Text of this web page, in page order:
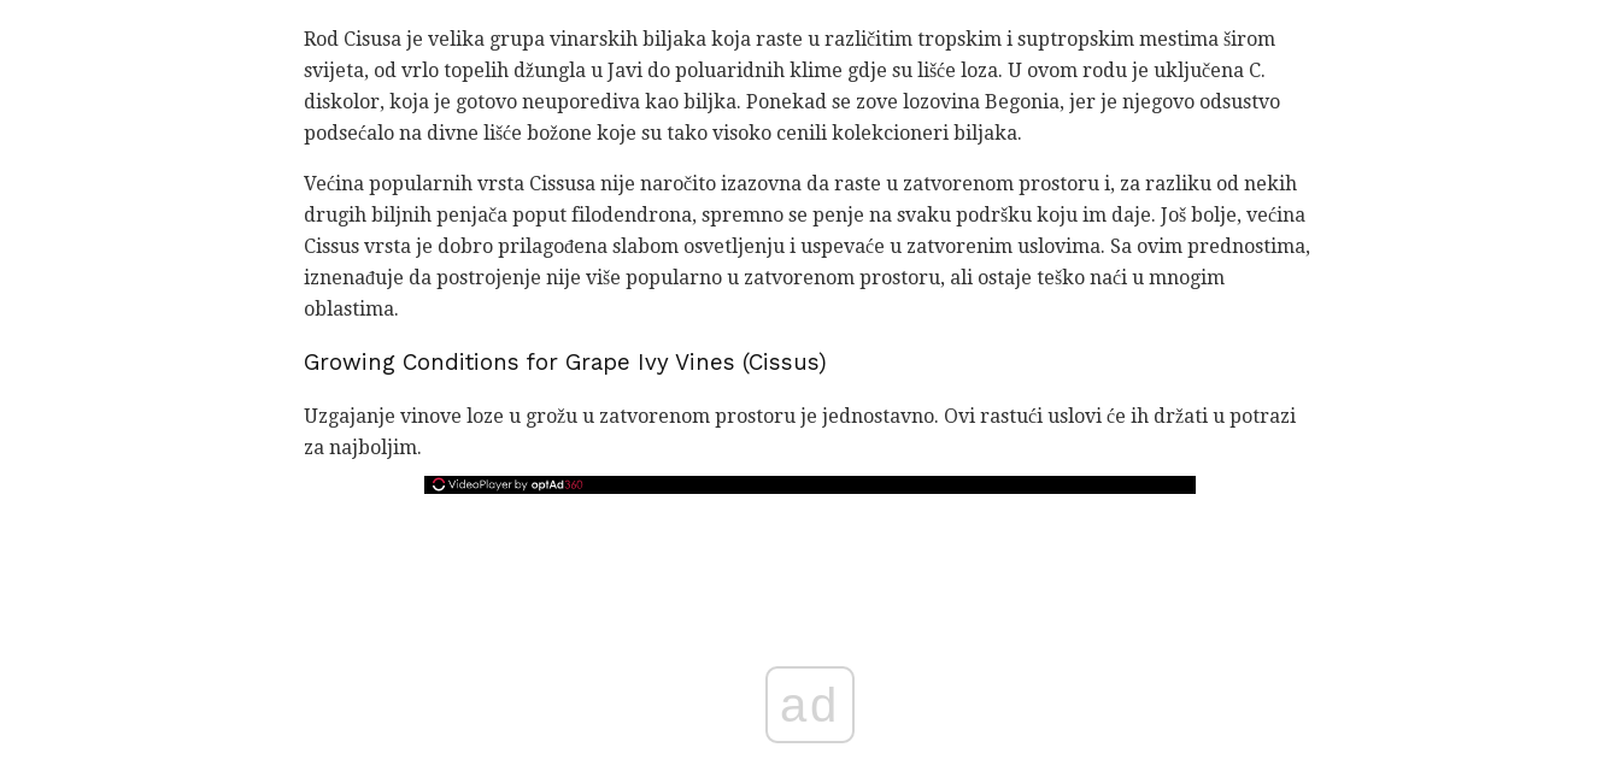
Rod Cisusa je velika grupa vinarskih biljaka koja raste u različitim tropskim i suptropskim mestima širom
svijeta, od vrlo topelih džungla u Javi do poluaridnih klime gdje su lišće loza. U ovom rodu je uključena C.
diskolor, koja je gotovo neuporediva kao biljka. Ponekad se zove lozovina Begonia, jer je njegovo odsustvo
podsećalo na divne lišće božone koje su tako visoko cenili kolekcioneri biljaka.
Većina popularnih vrsta Cissusa nije naročito izazovna da raste u zatvorenom prostoru i, za razliku od nekih
drugih biljnih penjača poput filodendrona, spremno se penje na svaku podršku koju im daje. Još bolje, većina
Cissus vrsta je dobro prilagođena slabom osvetljenju i uspevaće u zatvorenim uslovima. Sa ovim prednostima,
iznenađuje da postrojenje nije više popularno u zatvorenom prostoru, ali ostaje teško naći u mnogim
oblastima.
Growing Conditions for Grape Ivy Vines (Cissus)
Uzgajanje vinove loze u grožu u zatvorenom prostoru je jednostavno. Ovi rastući uslovi će ih držati u potrazi
za najboljim.
ad